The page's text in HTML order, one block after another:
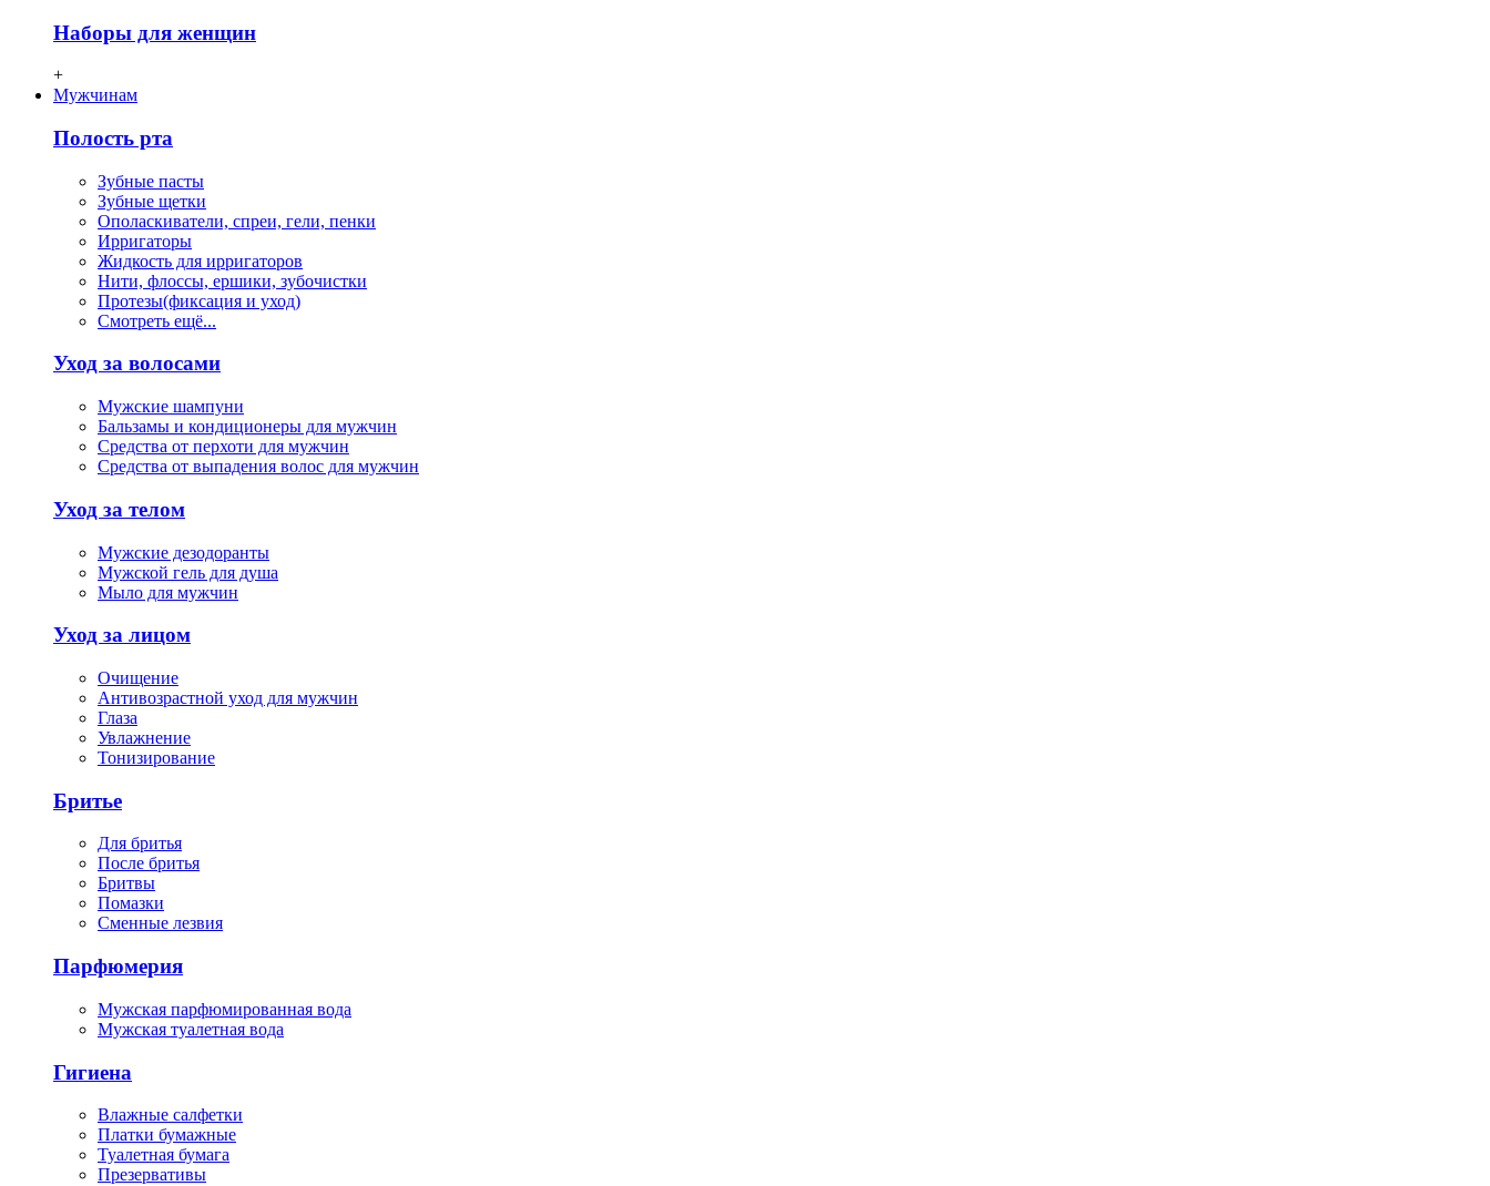
Наборы для женщин
+
Мужчинам
Полость рта
Зубные пасты
Зубные щетки
Ополаскиватели, спреи, гели, пенки
Ирригаторы
Жидкость для ирригаторов
Нити, флосcы, ершики, зубочистки
Протезы(фиксация и уход)
Смотреть ещё...
Уход за волосами
Мужские шампуни
Бальзамы и кондиционеры для мужчин
Средства от перхоти для мужчин
Средства от выпадения волос для мужчин
Уход за телом
Мужские дезодоранты
Мужской гель для душа
Мыло для мужчин
Уход за лицом
Очищение
Антивозрастной уход для мужчин
Глаза
Увлажнение
Тонизирование
Бритье
Для бритья
После бритья
Бритвы
Помазки
Сменные лезвия
Парфюмерия
Мужская парфюмированная вода
Мужская туалетная вода
Гигиена
Влажные салфетки
Платки бумажные
Туалетная бумага
Презервативы